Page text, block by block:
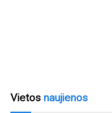
Vietos naujienos